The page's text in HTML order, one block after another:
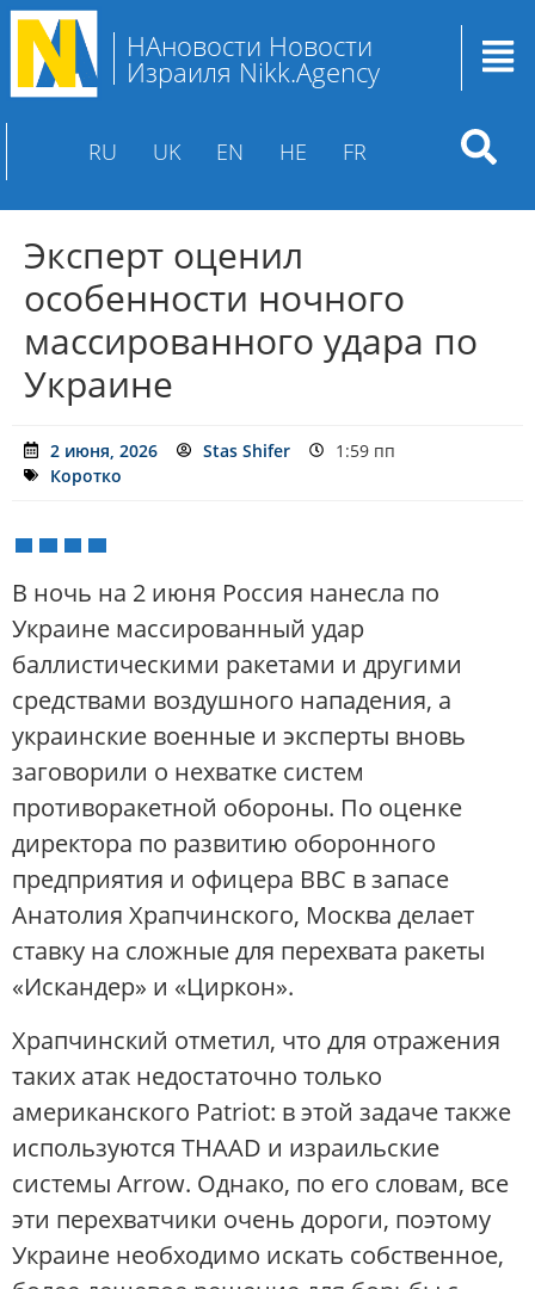
НАновости Новости
Израиля Nikk.Agency
RU UK EN HE FR
Эксперт оценил
особенности ночного
массированного удара по
Украине
2 июня, 2026 Stas Shifer
1:59 пп
Коротко
В ночь на 2 июня Россия нанесла по
Украине массированный удар
баллистическими ракетами и другими
средствами воздушного нападения, а
украинские военные и эксперты вновь
заговорили о нехватке систем
противоракетной обороны. По оценке
директора по развитию оборонного
предприятия и офицера ВВС в запасе
Анатолия Храпчинского, Москва делает
ставку на сложные для перехвата ракеты
«Искандер» и «Циркон».
Храпчинский отметил, что для отражения
таких атак недостаточно только
американского Patriot: в этой задаче также
используются THAAD и израильские
системы Arrow. Однако, по его словам, все
эти перехватчики очень дороги, поэтому
Украине необходимо искать собственное,